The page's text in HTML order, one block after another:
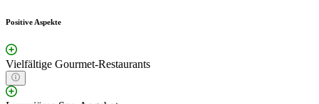
Positive Aspekte
Vielfältige Gourmet-Restaurants